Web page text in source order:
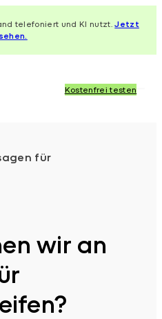
telefoniert und KI nutzt.Jetzt
Kostenfrei testen
für
wir an